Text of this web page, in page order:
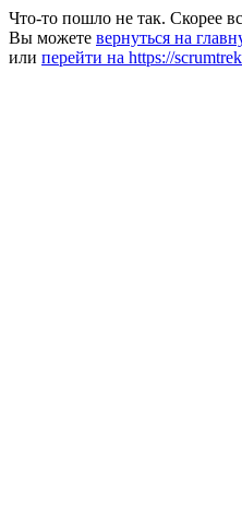
Что-то пошло не так. Скорее
Вы можете вернуться на
или перейти на https://